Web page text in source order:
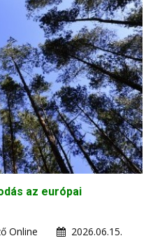
az európai
Online
2026.06.15.